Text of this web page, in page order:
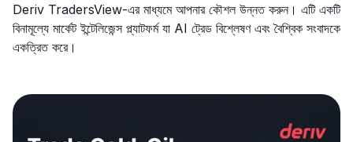
Deriv TradersView-এর মাধ্যমে আপনার কৌশল উন্নত করুন। এটি একটি
বিনামূল্যে মার্কেট ইন্টেলিজেন্স প্ল্যাটফর্ম যা AI ট্রেড বিশ্লেষণ এবং বৈশ্বিক সংবাদকে
একত্রিত করে।